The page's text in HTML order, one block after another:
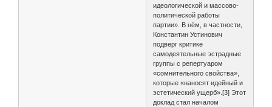
идеологической и массово-
политической работы
партии». В нём, в частности,
Константин Устинович
подверг критике
самодеятельные эстрадные
группы с репертуаром
«сомнительного свойства»,
которые «наносят идейный и
эстетический ущерб».[3] Этот
доклад стал началом